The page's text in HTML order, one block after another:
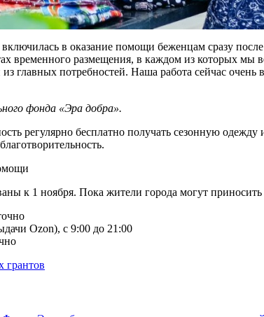
в оказание помощи беженцам сразу
временного размещения, в каждом из которых мы
главных потребностей. Наша работа сейчас
фонда «Эра добра».
регулярно бесплатно получать сезонную
к 1 ноября. Пока жители города могут
Ozon), с 9:00 до 21:00
грантов